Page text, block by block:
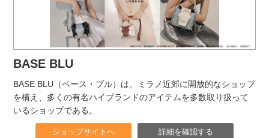
BASE BLU
BASE BLU（ベース・ブル）は、ミラノ近郊に開放的なショップ
を構え、多くの有名ハイブランドのアイテムを多数取り扱って
いるショップである。
ショップサイトへ 詳細を確認する